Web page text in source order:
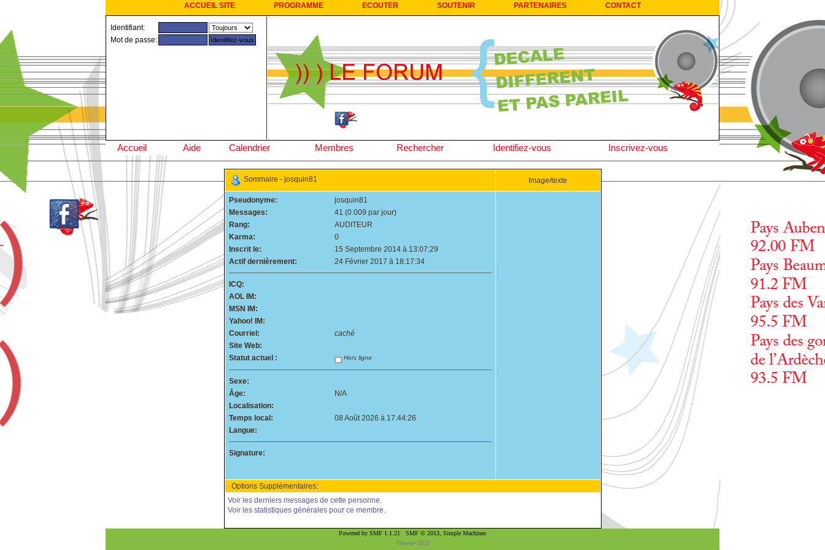
ACCUEIL SITE PROGRAMME ECOUTER SOUTENIR PARTENAIRES CONTACT
Identifiant:
Mot de passe:
Accueil Aide Calendrier Membres Rechercher Identifiez-vous Inscrivez-vous
Sommaire - josquin81 Image/texte
Pseudonyme:
josquin81
Messages:
41 (0.009 par jour)
Rang:
AUDITEUR
Karma:
0
Inscrit le:
15 Septembre 2014 à 13:07:29
Actif dernièrement:
24 Février 2017 à 18:17:34
ICQ:
AOL IM:
MSN IM:
Yahoo! IM:
Courriel:
caché
Site Web:
Statut actuel :
Hors ligne
Sexe:
Âge:
N/A
Localisation:
Temps local:
08 Août 2026 à 17:44:26
Langue:
Signature:
Options Supplémentaires:
Voir les derniers messages de cette personne.
Voir les statistiques générales pour ce membre.
Powered by SMF 1.1.21 | SMF © 2013, Simple Machines
Theme ZED